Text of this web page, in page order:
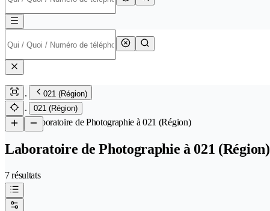
021 (Région)
021 (Région)
/Laboratoire de Photographie à 021 (Région)
Laboratoire de Photographie à 021 (Région)
7 résultats